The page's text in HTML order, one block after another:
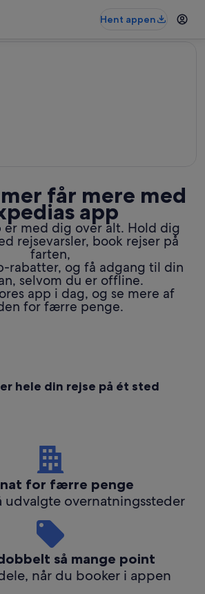
Hent appen
får mere med
app
er med dig over alt. Hold dig
rejsevarsler, book rejser på
farten,
rabatter, og få adgang til din
selvom du er offline.
app i dag, og se mere af
for færre penge.
hele din rejse på ét sted
for færre penge
udvalgte overnatningssteder
så mange point
når du booker i appen